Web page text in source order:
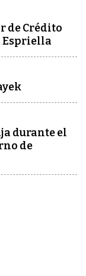
de Crédito
Espriella
durante el
de